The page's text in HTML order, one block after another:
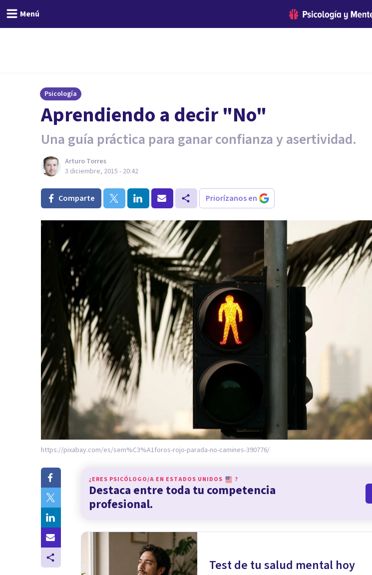
Menú
Psicología
​Aprendiendo a decir "No"
Una guía práctica para ganar confianza y asertividad.
Arturo Torres
3 diciembre, 2015 - 20:42
Comparte Priorízanos en
https://pixabay.com/es/sem%C3%A1foros-rojo-parada-no-camines-390776/
¿ERES PSICÓLOGO/A EN ESTADOS UNIDOS ?
Destaca entre toda tu competencia
profesional.
Test de tu salud mental hoy